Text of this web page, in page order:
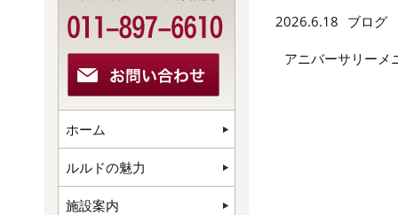
2026.6.18 ブログ
アニバーサリーメ
ホーム
ルルドの魅力
施設案内